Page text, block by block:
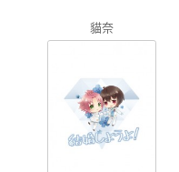
貓奈